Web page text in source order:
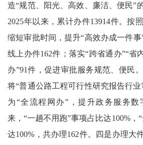
造“规范、阳光、高效、廉洁、便民”
2025年以来，累计办件13914件。按
缩短审批时间，提升“高效办成一件事
线上办件162件；落实“跨省通办”“省
办”91件，促进审批服务规范、便民
将“普通公路工程可行性研究报告行
为“全流程网办”，提升政务服务数
来，“一趟不用跑”事项占比达100%，
达100%，共办理162件。四是办理大